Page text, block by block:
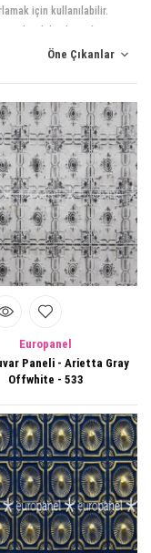
için kullanılabilir.
pratik bir çözüm sunar.
kaplama çözümleridir.
Europanel
Paneli - Arietta Gray
Offwhite - 533